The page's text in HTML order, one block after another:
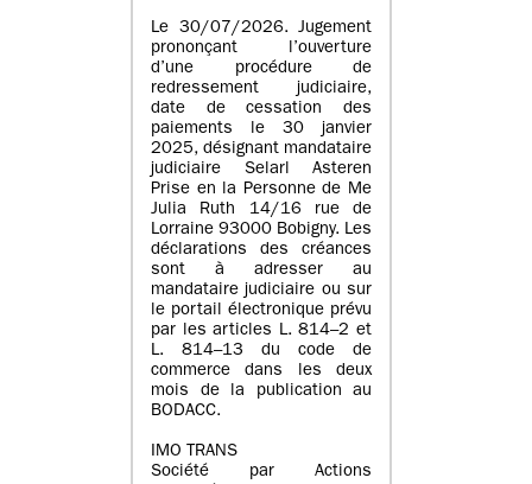
Le 30/07/2026. Jugement
prononçant l’ouverture
d’une procédure de
redressement judiciaire,
date de cessation des
paiements le 30 janvier
2025, désignant mandataire
judiciaire Selarl Asteren
Prise en la Personne de Me
Julia Ruth 14/16 rue de
Lorraine 93000 Bobigny. Les
déclarations des créances
sont à adresser au
mandataire judiciaire ou sur
le portail électronique prévu
par les articles L. 814–2 et
L. 814–13 du code de
commerce dans les deux
mois de la publication au
BODACC.
IMO TRANS
Société par Actions